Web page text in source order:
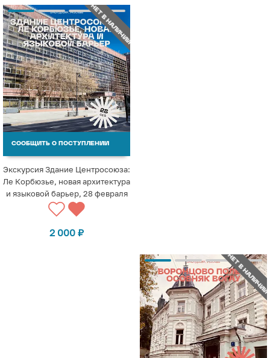
НЕТ В НАЛИЧИИ
СООБЩИТЬ О ПОСТУПЛЕНИИ
Экскурсия Здание Центросоюза:
Ле Корбюзье, новая архитектура
и языковой барьер, 28 февраля
2 000 ₽
НЕТ В НАЛИЧИИ